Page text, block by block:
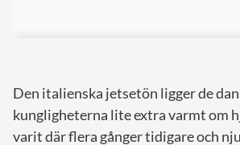
Den italienska jetsetön ligger de
kungligheterna lite extra varmt om
varit där flera gånger tidigare och